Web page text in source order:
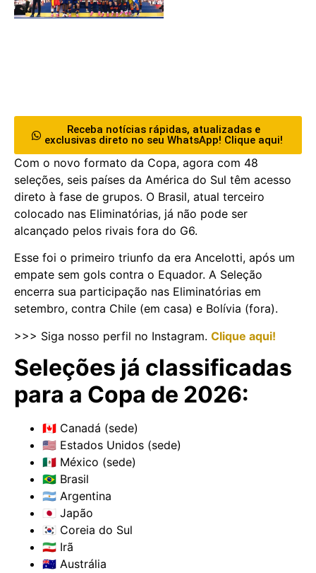
Receba notícias rápidas, atualizadas e
exclusivas direto no seu WhatsApp! Clique aqui!
Com o novo formato da Copa, agora com 48
seleções, seis países da América do Sul têm acesso
direto à fase de grupos. O Brasil, atual terceiro
colocado nas Eliminatórias, já não pode ser
alcançado pelos rivais fora do G6.
Esse foi o primeiro triunfo da era Ancelotti, após um
empate sem gols contra o Equador. A Seleção
encerra sua participação nas Eliminatórias em
setembro, contra Chile (em casa) e Bolívia (fora).
>>> Siga nosso perfil no Instagram. Clique aqui!
Seleções já classificadas
para a Copa de 2026:
🇨🇦 Canadá (sede)
🇺🇸 Estados Unidos (sede)
🇲🇽 México (sede)
🇧🇷 Brasil
🇦🇷 Argentina
🇯🇵 Japão
🇰🇷 Coreia do Sul
🇮🇷 Irã
🇦🇺 Austrália